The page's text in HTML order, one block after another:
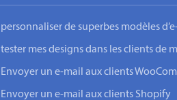
personnaliser de superbes modèles
tester mes designs dans les clients de
Envoyer un e-mail aux clients
Envoyer un e-mail aux clients Shopify